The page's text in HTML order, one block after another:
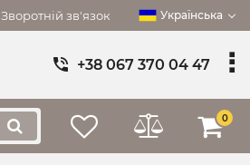
Зворотній зв'язок Українська
+38 067 370 04 47
0